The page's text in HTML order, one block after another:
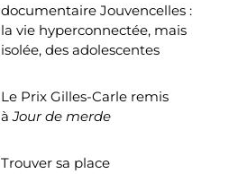
documentaire Jouvencelles :
la vie hyperconnectée, mais
isolée, des adolescentes
Le Prix Gilles-Carle remis
àJour de merde
Trouver sa place